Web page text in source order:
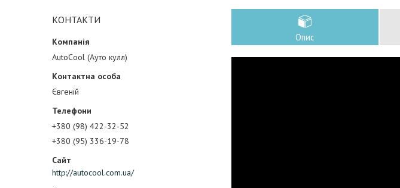
КОНТАКТИ
AutoCool (Ауто кулл)
Євгеній
+380 (98) 422-32-52
+380 (95) 336-19-78
http://autocool.com.ua/
Опис